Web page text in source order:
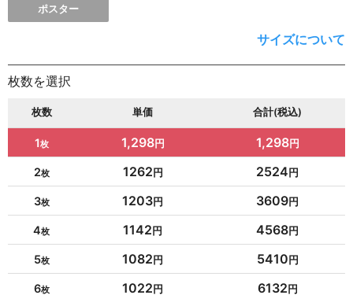
ポスター
サイズについて
枚数を選択
枚数 単価 合計(税込)
1 1,298 1,298
2 1262 2524
3 1203 3609
4 1142 4568
5 1082 5410
6 1022 6132